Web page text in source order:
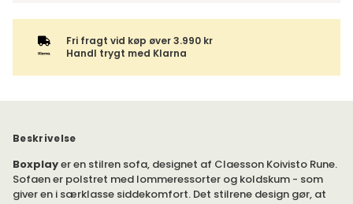
Fri fragt vid køp øver 3.990 kr
Handl trygt med Klarna
Beskrivelse
Boxplayer en stilren sofa, designet af Claesson Koivisto Rune.
Sofaen er polstret med lommeressorter og koldskum - som
giver en i særklasse siddekomfort. Det stilrene design gør, at